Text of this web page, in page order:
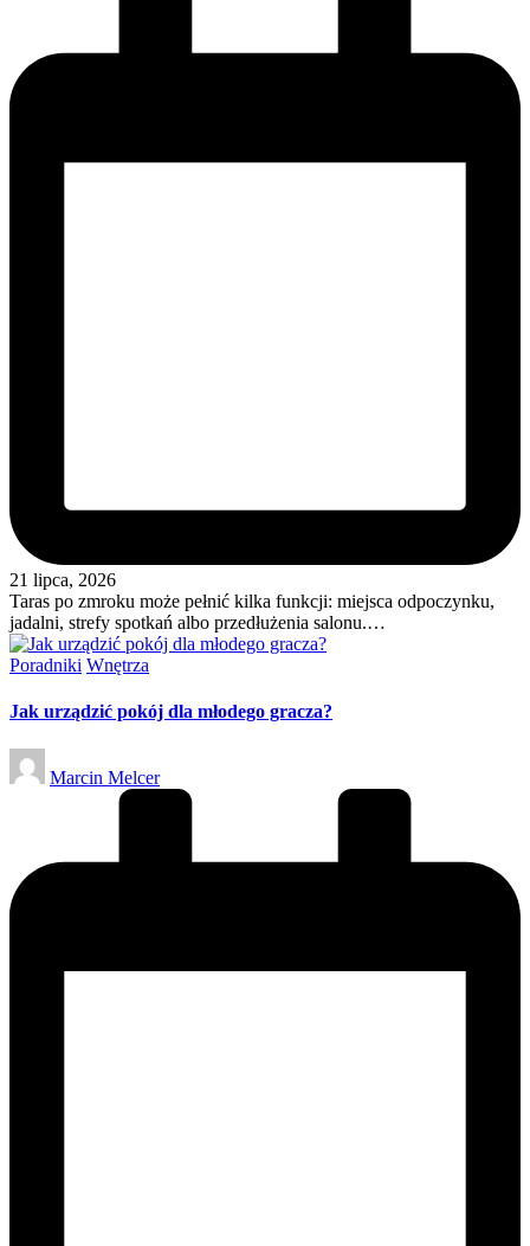
21 lipca, 2026
Taras po zmroku może pełnić kilka funkcji: miejsca odpoczynku,
jadalni, strefy spotkań albo przedłużenia salonu.…
Posted
Poradniki Wnętrza
Jak urządzić pokój dla młodego gracza?
Posted
by
Marcin Melcer